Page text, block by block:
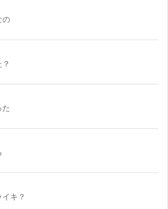
の
た
キ？